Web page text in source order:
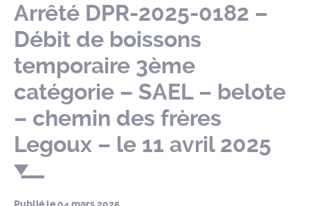
Arrêté DPR-2025-0182 –
Débit de boissons
temporaire 3ème
catégorie – SAEL – belote
– chemin des frères
Legoux – le 11 avril 2025